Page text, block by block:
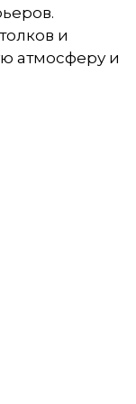
и
атмосферу и